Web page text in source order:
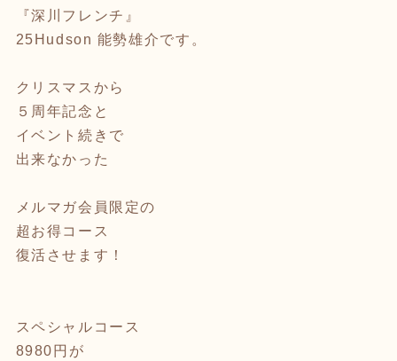
『深川フレンチ』
25Hudson 能勢雄介です。
クリスマスから
５周年記念と
イベント続きで
出来なかった
メルマガ会員限定の
超お得コース
復活させます！
スペシャルコース
8980円が